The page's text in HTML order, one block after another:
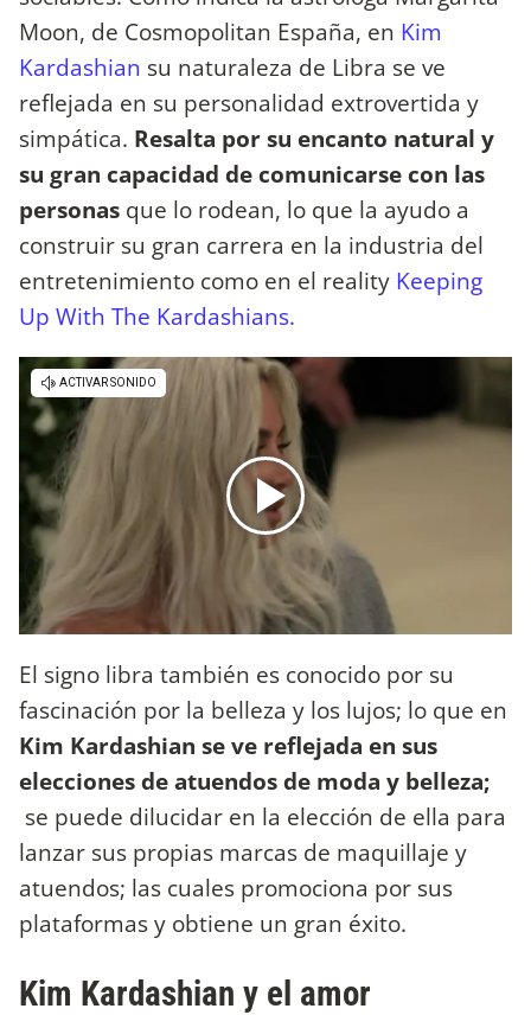
Moon, de Cosmopolitan España, en Kim
Kardashian su naturaleza de Libra se ve
reflejada en su personalidad extrovertida y
simpática. Resalta por su encanto natural y
su gran capacidad de comunicarse con las
personas que lo rodean, lo que la ayudo a
construir su gran carrera en la industria del
entretenimiento como en el reality Keeping
Up With The Kardashians.
El signo libra también es conocido por su
fascinación por la belleza y los lujos; lo que en
Kim Kardashian se ve reflejada en sus
elecciones de atuendos de moda y belleza;
se puede dilucidar en la elección de ella para
lanzar sus propias marcas de maquillaje y
atuendos; las cuales promociona por sus
plataformas y obtiene un gran éxito.
Kim Kardashian y el amor